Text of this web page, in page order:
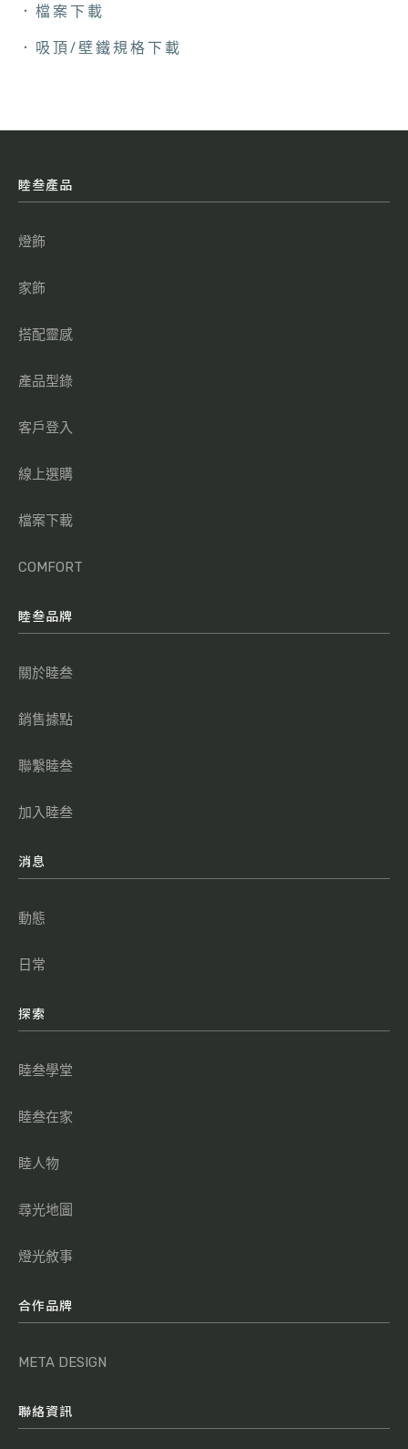
．檔案下載
．吸頂/壁鐵規格下載
睦叁產品
燈飾
家飾
搭配靈感
產品型錄
客戶登入
線上選購
檔案下載
COMFORT
睦叁品牌
關於睦叁
銷售據點
聯繫睦叁
加入睦叁
消息
動態
日常
探索
睦叁學堂
睦叁在家
睦人物
尋光地圖
燈光敘事
合作品牌
META DESIGN
聯絡資訊